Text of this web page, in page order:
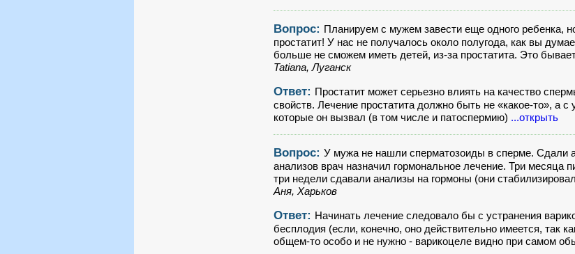
Вопрос: Планируем с мужем завести еще одного ребенка,
простатит! У нас не получалось около полугода, как вы
больше не сможем иметь детей, из-за простатита. Это
Tatiana, Луганск
Ответ: Простатит может серьезно влиять на качество
свойств. Лечение простатита должно быть не «какое-то», а с
которые он вызвал (в том числе и патоспермию) ...открыть
Вопрос: У мужа не нашли сперматозоиды в сперме. Сдали
анализов врач назначил гормональное лечение. Три месяца
три недели сдавали анализы на гормоны (они
Аня, Харьков
Ответ: Начинать лечение следовало бы с устранения
бесплодия (если, конечно, оно действительно имеется, так
общем-то особо и не нужно - варикоцеле видно при самом